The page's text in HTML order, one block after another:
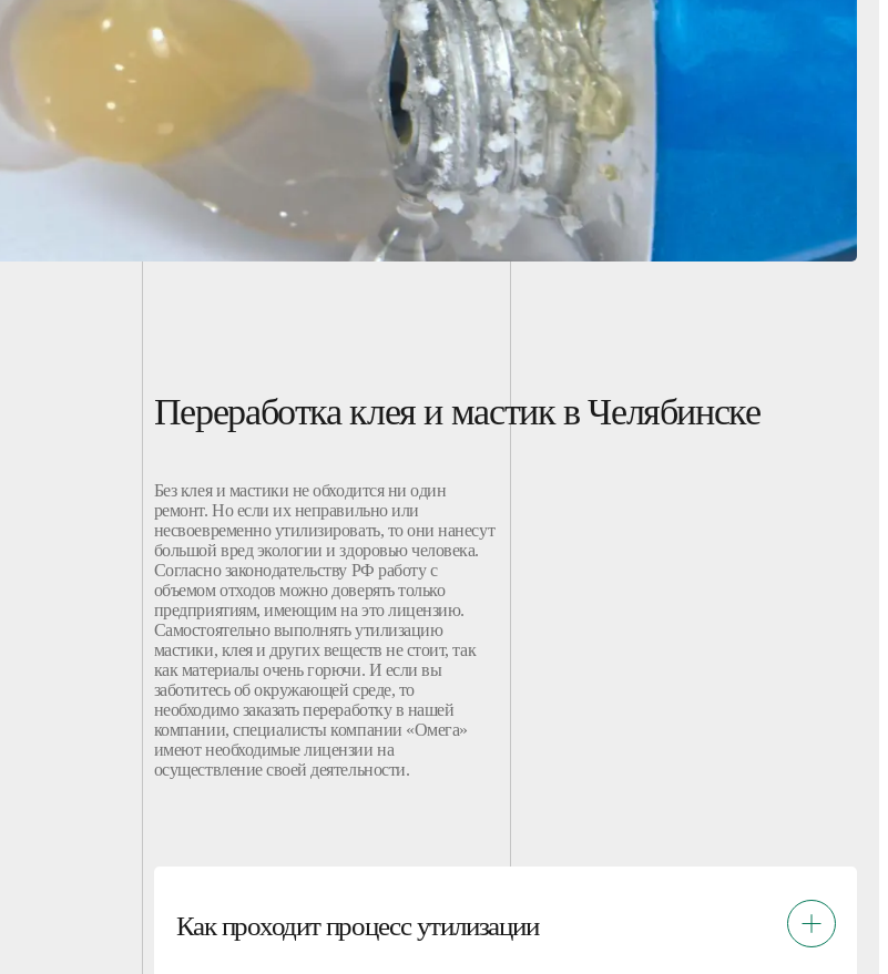
Переработка клея и мастик в Челябинске
Без клея и мастики не обходится ни один
ремонт. Но если их неправильно или
несвоевременно утилизировать, то они нанесут
большой вред экологии и здоровью человека.
Согласно законодательству РФ работу с
объемом отходов можно доверять только
предприятиям, имеющим на это лицензию.
Самостоятельно выполнять утилизацию
мастики, клея и других веществ не стоит, так
как материалы очень горючи. И если вы
заботитесь об окружающей среде, то
необходимо заказать переработку в нашей
компании, специалисты компании «Омега»
имеют необходимые лицензии на
осуществление своей деятельности.
Как проходит процесс утилизации